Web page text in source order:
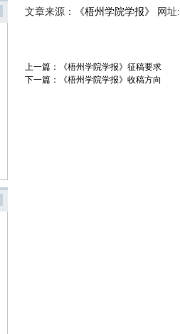
文章来源：
《梧州学院学报》 网址:
上一篇：
《梧州学院学报》征稿要求
下一篇：
《梧州学院学报》收稿方向